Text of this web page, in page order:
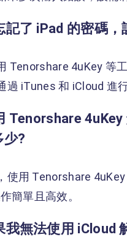
記了 iPad 的密碼，
Tenorshare 4uKey 等
過 iTunes 和 iCloud 進行
Tenorshare 4uKey
少?
使用 Tenorshare
簡單且高效。
我無法使用 iCloud